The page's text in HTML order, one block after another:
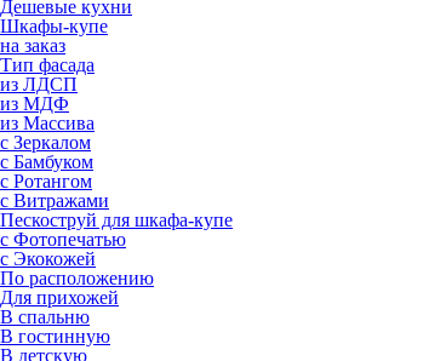
Дешевые кухни
Шкафы-купе
на заказ
Тип фасада
из ЛДСП
из МДФ
из Массива
с Зеркалом
с Бамбуком
с Ротангом
с Витражами
Пескоструй для шкафа-купе
с Фотопечатью
с Экокожей
По расположению
Для прихожей
В спальню
В гостинную
В детскую